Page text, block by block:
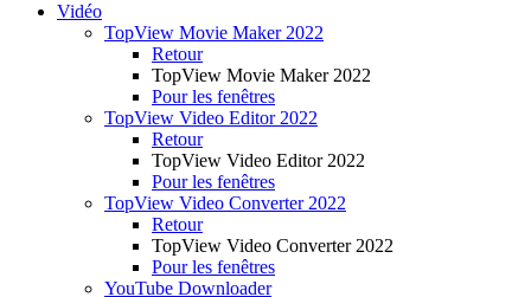
Vidéo
TopView Movie Maker 2022
Retour
TopView Movie Maker 2022
Pour les fenêtres
TopView Video Editor 2022
Retour
TopView Video Editor 2022
Pour les fenêtres
TopView Video Converter 2022
Retour
TopView Video Converter 2022
Pour les fenêtres
YouTube Downloader